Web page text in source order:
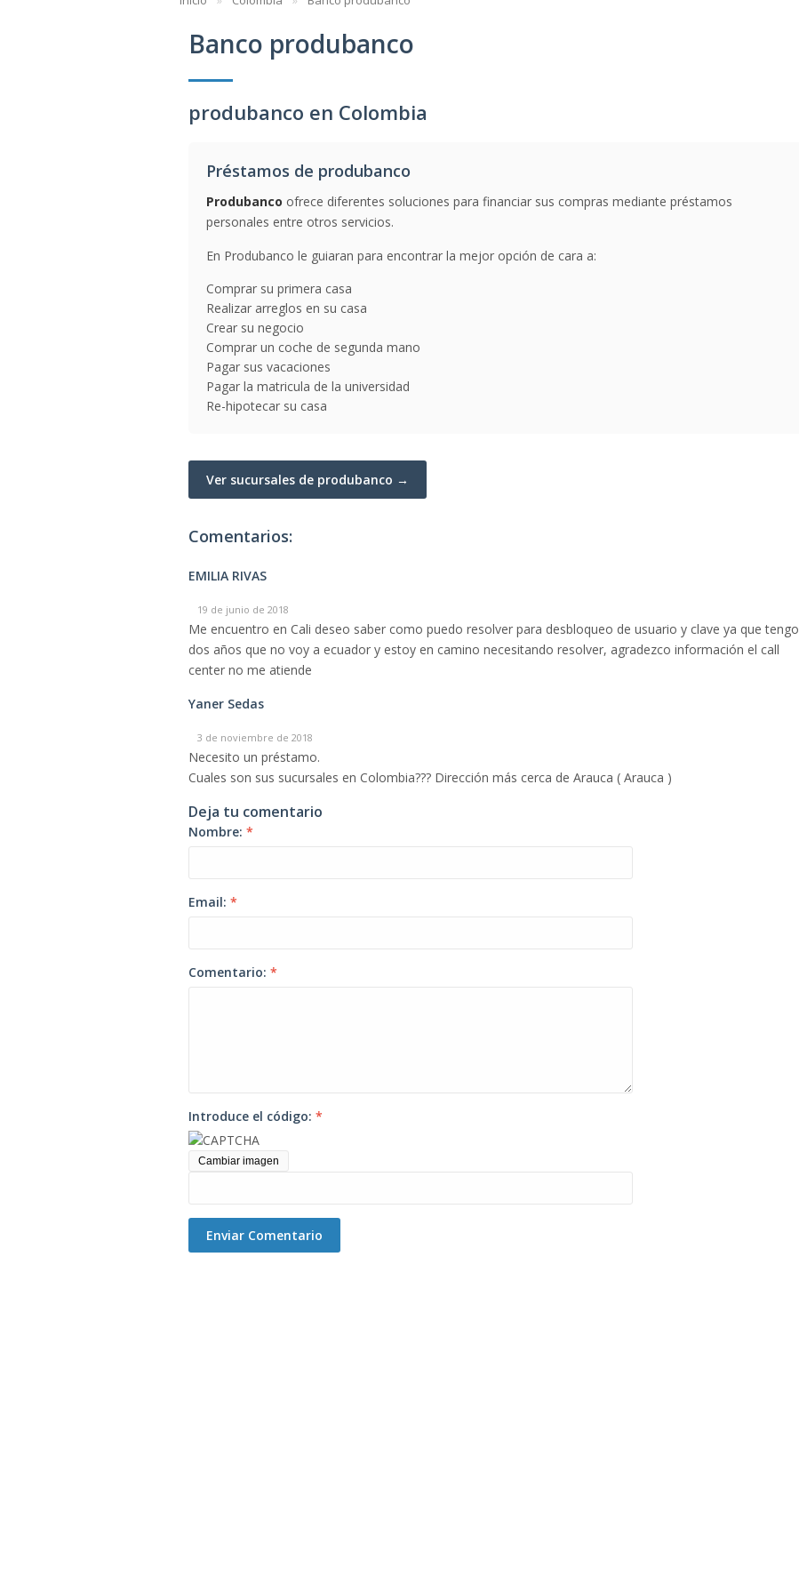
Banco produbanco
produbanco en Colombia
Préstamos de produbanco
Produbanco ofrece diferentes soluciones para financiar sus compras mediante préstamos
personales entre otros servicios.
En Produbanco le guiaran para encontrar la mejor opción de cara a:
Comprar su primera casa
Realizar arreglos en su casa
Crear su negocio
Comprar un coche de segunda mano
Pagar sus vacaciones
Pagar la matricula de la universidad
Re-hipotecar su casa
Ver sucursales de produbanco →
Comentarios:
EMILIA RIVAS
19 de junio de 2018
Me encuentro en Cali deseo saber como puedo resolver para desbloqueo de usuario y clave ya que tengo
dos años que no voy a ecuador y estoy en camino necesitando resolver, agradezco información el call
center no me atiende
Yaner Sedas
3 de noviembre de 2018
Necesito un préstamo.
Cuales son sus sucursales en Colombia??? Dirección más cerca de Arauca ( Arauca )
Deja tu comentario
Nombre: *
Email: *
Comentario: *
Introduce el código: *
Cambiar imagen
Enviar Comentario